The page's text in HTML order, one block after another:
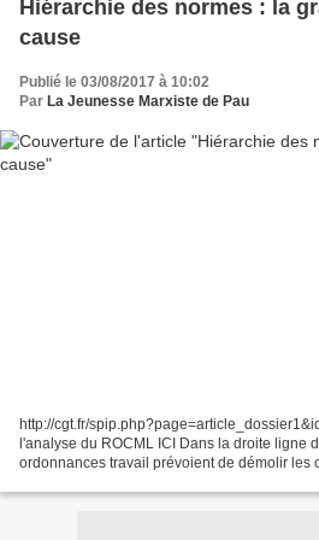
Hiérarchie des normes : la
cause
Publié le 03/08/2017 à 10:02
Par La Jeunesse Marxiste de Pau
http://cgt.fr/
l'analyse du ROCML ICI Dans la droite ligne
ordonnances travail prévoient de démolir les